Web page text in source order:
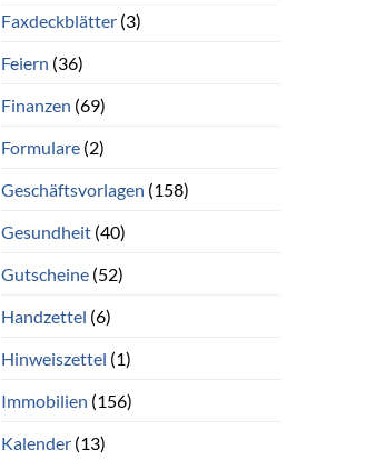
Faxdeckblätter(3)
Feiern (36)
Finanzen (69)
Formulare(2)
Geschäftsvorlagen (158)
Gesundheit(40)
Gutscheine(52)
Handzettel (6)
Hinweiszettel (1)
Immobilien (156)
Kalender(13)